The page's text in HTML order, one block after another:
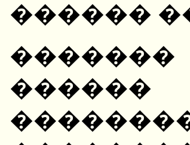
������